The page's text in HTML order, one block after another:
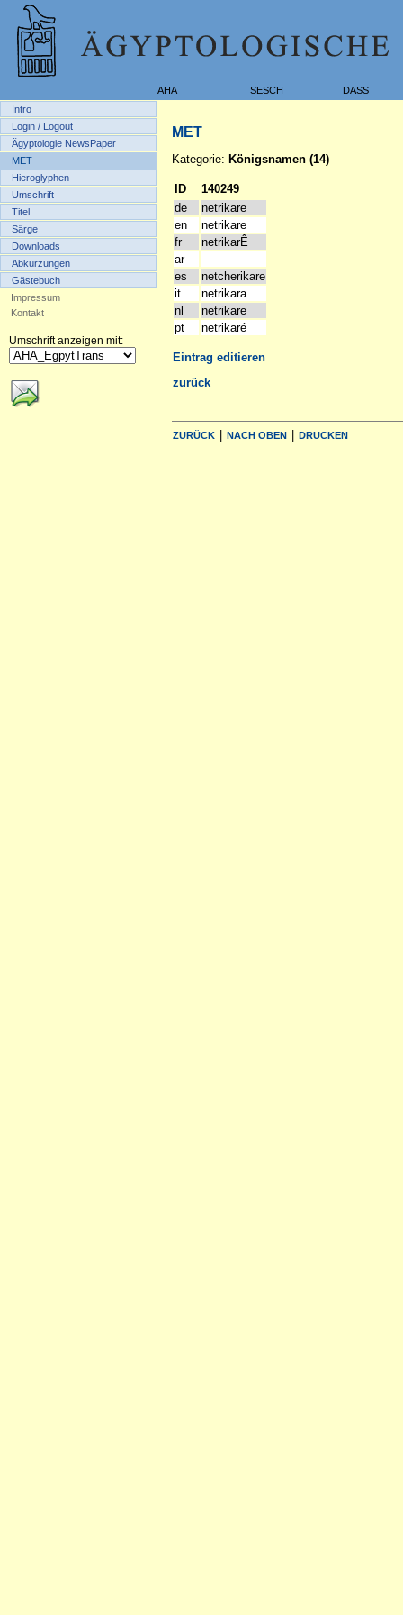
AHA SESCH
DASS
Intro
Login / Logout
Ägyptologie NewsPaper
MET
Hieroglyphen
Umschrift
Titel
Särge
Downloads
Abkürzungen
Gästebuch
Impressum
Kontakt
Umschrift anzeigen mit:
MET
Kategorie: Königsnamen (14)
ID
140249
de
netrikare
en
netrikare
fr
netrikarÊ
ar
es
netcherikare
it
netrikara
nl
netrikare
pt
netrikaré
Eintrag editieren
zurück
ZURÜCK | NACH OBEN | DRUCKEN